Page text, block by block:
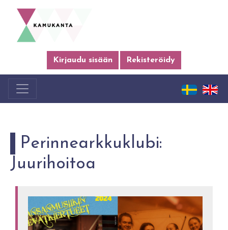
Kirjaudu sisään Rekisteröidy
Perinnearkkuklubi:
Juurihoitoa